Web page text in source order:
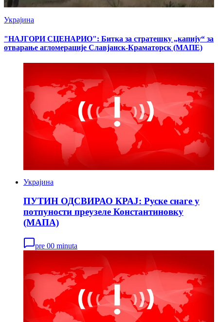
Украјина
"НАЈГОРИ СЦЕНАРИО": Битка за стратешку „капију“ за
отварање агломерације Славјанск-Краматорск (МАПЕ)
Украјина
ПУТИН ОДСВИРАО КРАЈ: Руске снаге у
потпуности преузеле Константиновку
(МАПА)
pre 00 minuta